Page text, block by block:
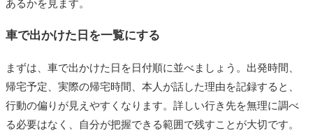
あるかを見ます。
車で出かけた日を一覧にする
まずは、車で出かけた日を日付順に並べましょう。出発時間、
帰宅予定、実際の帰宅時間、本人が話した理由を記録すると、
行動の偏りが見えやすくなります。詳しい行き先を無理に調べ
る必要はなく、自分が把握できる範囲で残すことが大切です。